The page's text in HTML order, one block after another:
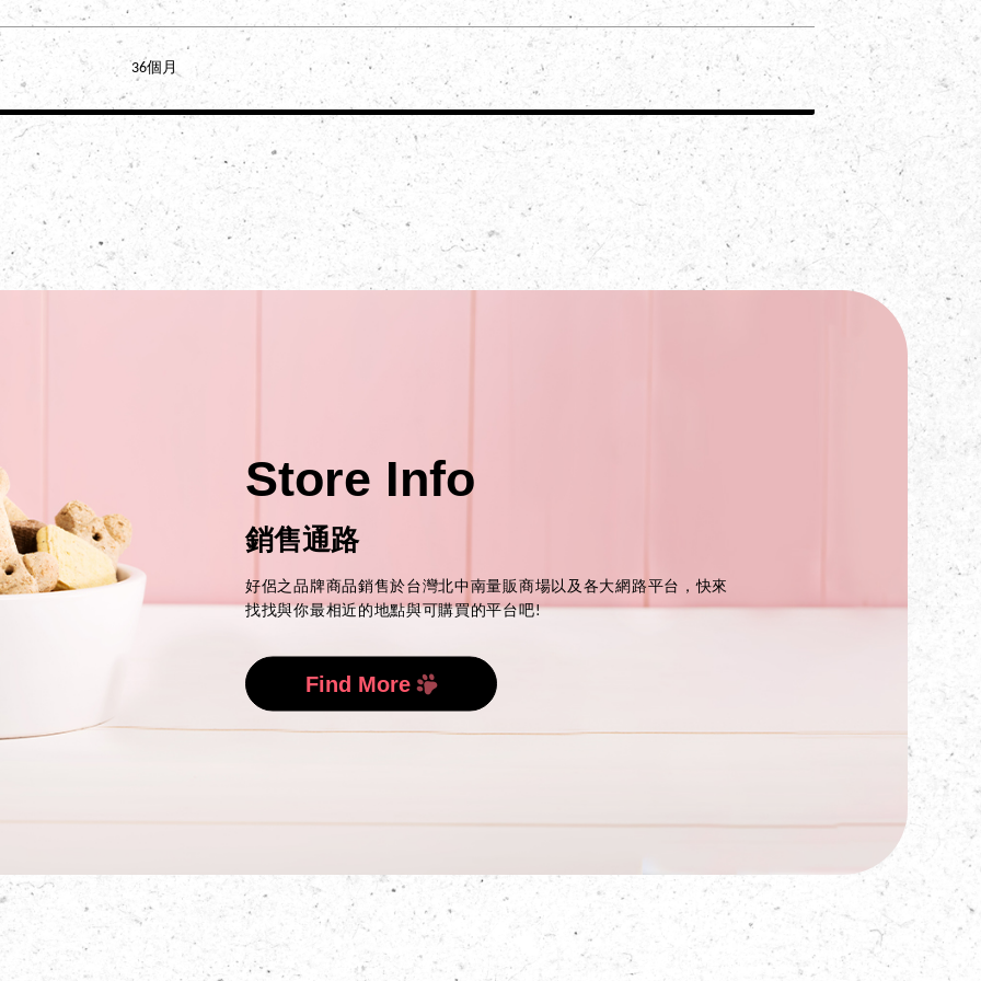
36個月
Store Info
銷售通路
好侶之品牌商品銷售於台灣北中南量販商場以及各大網路平台，快來
找找與你最相近的地點與可購買的平台吧!
Find More